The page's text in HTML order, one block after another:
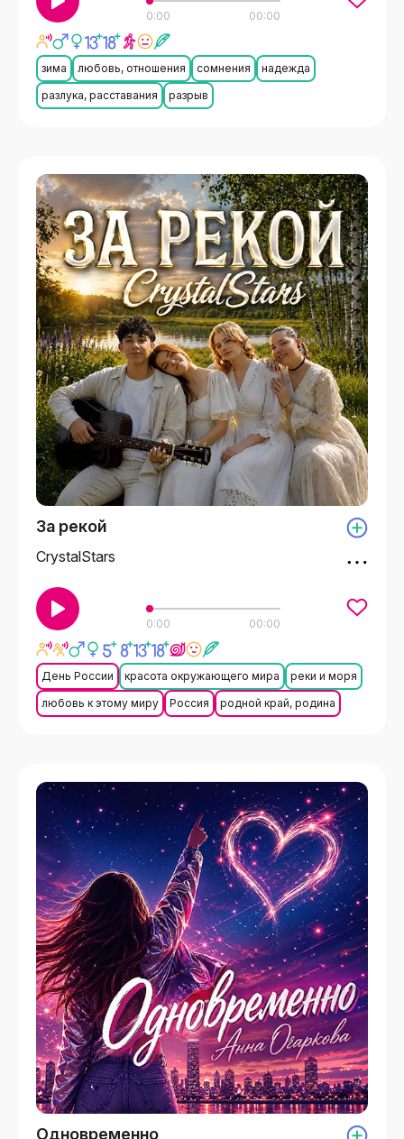
0:00 00:00
зима любовь, отношения сомнения
надежда
разлука, расставания
разрыв
За рекой
CrystalStars
0:00 00:00
День России красота окружающего мира
реки и моря
любовь к этому миру
Россия родной край, родина
Одновременно